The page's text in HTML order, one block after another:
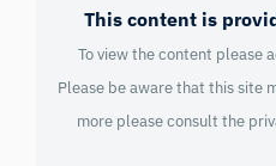
This content is
To view the content please
Please be aware that this site
more please consult the